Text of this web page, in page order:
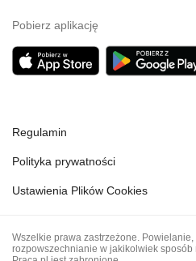
Pobierz aplikację
Regulamin
Polityka prywatności
Ustawienia Plików Cookies
Wszelkie prawa zastrzeżone.
rozpowszechnianie w jakikolwiek sposób